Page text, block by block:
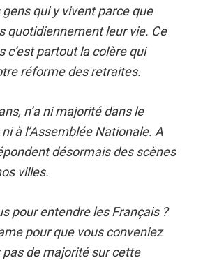
qui y vivent parce que
quotidiennement leur vie. Ce
c’est partout la colère qui
réforme des retraites.
n’a ni majorité dans le
à l’Assemblée Nationale. A
désormais des scènes
villes.
pour entendre les Français ?
pour que vous conveniez
pas de majorité sur cette